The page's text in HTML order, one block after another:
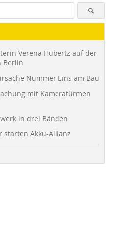
Verena Hubertz auf der
Berlin
Nummer Eins am Bau
mit Kameratürmen
in drei Bänden
starten Akku-Allianz